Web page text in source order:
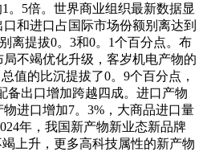
。5倍。世界商业组织最新数据显
和进口占国际市场份额别离达到
离提拔0。3和0。1个百分点。布
不竭优化升级，客岁机电产物的
值的比沉提拔了0。9个百分点，
备出口增加跨越四成。进口产物
进口增加7。3%，大商品进口量
年，我国新产物新业态新品牌
上升，更多高科技属性的新产物